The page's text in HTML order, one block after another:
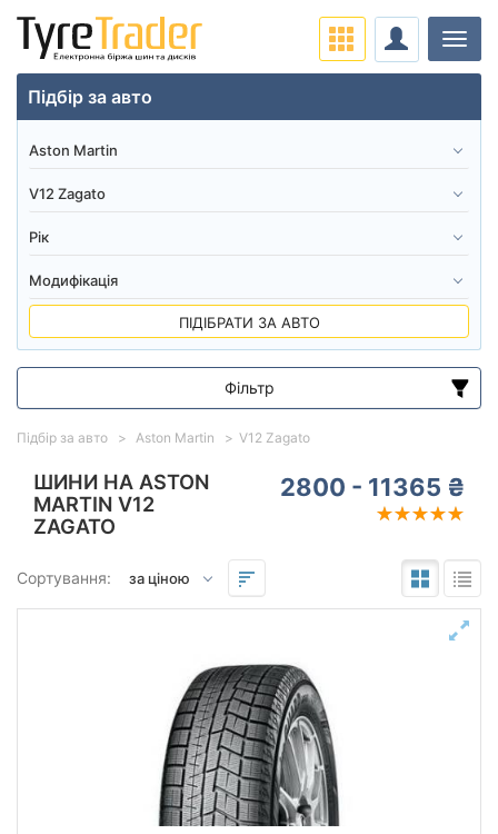
ШИНИ НА ASTON
MARTIN V12
ZAGATO
2800 - 11365 ₴
Сортування:
Підбір за авто Aston Martin V12 Zagato
Підбір за авто
ПІДІБРАТИ ЗА АВТО
Фільтр
Діапазон цін
від
255